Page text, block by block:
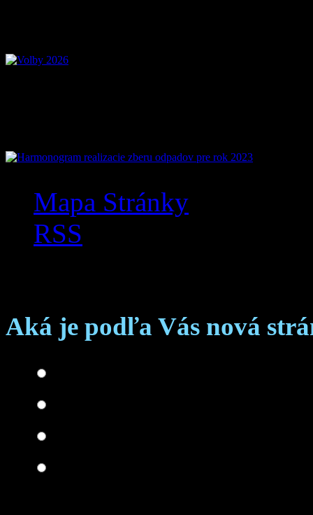
Mapa Stránky
RSS
Aká je podľa Vás nová